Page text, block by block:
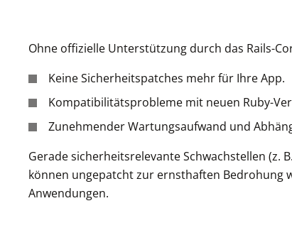
Ohne offizielle Unterstützung durch das Rails-
Keine Sicherheitspatches mehr für Ihre App.
Kompatibilitätsprobleme mit neuen Ruby-
Zunehmender Wartungsaufwand und
Gerade sicherheitsrelevante Schwachstellen (z.
können ungepatcht zur ernsthaften Bedrohung
Anwendungen.